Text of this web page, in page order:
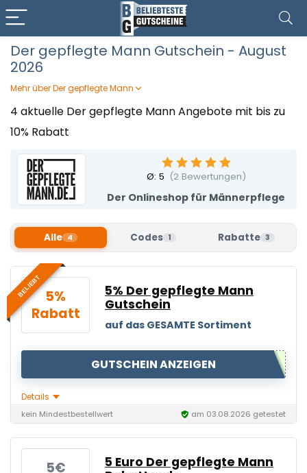
Der gepflegte Mann Gutschein - August
2026
Mehr über Der gepflegte Mann
Entdeckt die Welt von Der gepflegte Mann – eure Adresse
für hochwertige Männerpflege! Ob Rasur, Bartpflege,
Gesichtspflege oder exklusive Düfte – hier findet ihr alles,
Pflegeprodukte für Haut, Bart und Haar und spart dabei
clever, indem ihr einen Der gepflegte Mann Gutschein von
Beliebteste Gutscheine einlöst!
4 aktuelle Der gepflegte Mann Angebote mit bis zu
10% Rabatt
Der Onlineshop für Männerpflege
Ø: 5 (2Bewertungen)
Alle 4 Codes 1 Rabatte 3
BELIEBT 5%
Rabatt
5% Der gepflegte Mann
Gutschein
auf das GESAMTE Sortiment
GUTSCHEIN ANZEIGEN
Details
kein Mindestbestellwert am 03.08.2026 getestet
5€
5 Euro Der gepflegte Mann